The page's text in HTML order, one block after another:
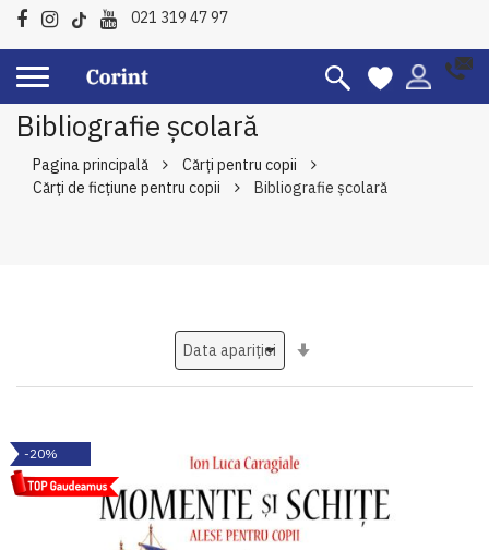
021 319 47 97
Bibliografie școlară
Pagina principală
Cărți pentru copii
Cărți de ficțiune pentru copii
Bibliografie școlară
-20%